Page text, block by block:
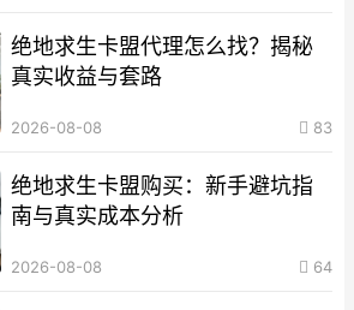
绝地求生卡盟代理怎么找？揭秘
真实收益与套路
2026-08-08 83
绝地求生卡盟购买：新手避坑指
南与真实成本分析
2026-08-08 64